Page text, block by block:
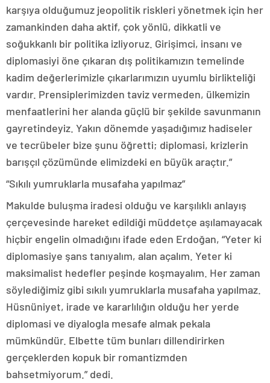
karşıya olduğumuz jeopolitik riskleri yönetmek için her
zamankinden daha aktif, çok yönlü, dikkatli ve
soğukkanlı bir politika izliyoruz. Girişimci, insanı ve
diplomasiyi öne çıkaran dış politikamızın temelinde
kadim değerlerimizle çıkarlarımızın uyumlu birlikteliği
vardır. Prensiplerimizden taviz vermeden, ülkemizin
menfaatlerini her alanda güçlü bir şekilde savunmanın
gayretindeyiz. Yakın dönemde yaşadığımız hadiseler
ve tecrübeler bize şunu öğretti; diplomasi, krizlerin
barışçıl çözümünde elimizdeki en büyük araçtır.”
“Sıkılı yumruklarla musafaha yapılmaz”
Makulde buluşma iradesi olduğu ve karşılıklı anlayış
çerçevesinde hareket edildiği müddetçe aşılamayacak
hiçbir engelin olmadığını ifade eden Erdoğan, “Yeter ki
diplomasiye şans tanıyalım, alan açalım. Yeter ki
maksimalist hedefler peşinde koşmayalım. Her zaman
söylediğimiz gibi sıkılı yumruklarla musafaha yapılmaz.
Hüsnüniyet, irade ve kararlılığın olduğu her yerde
diplomasi ve diyalogla mesafe almak pekala
mümkündür. Elbette tüm bunları dillendirirken
gerçeklerden kopuk bir romantizmden
bahsetmiyorum.” dedi.